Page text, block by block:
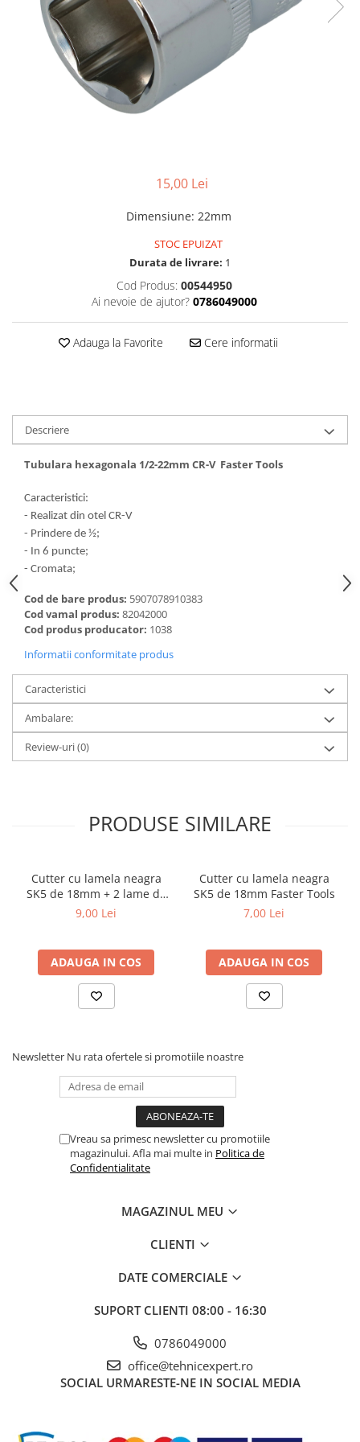
Foarfeci de mana
Galeti de lucru si accesorii
Imbusi si seturi de imbusi
Patenti, clesti si sfici
Razuri si razuitoare de mana
Surubelnite si seturi de
Tubulare 1/2 si accesorii
15,00 Lei
Dimensiune: 22mm
STOC EPUIZAT
Durata de livrare: 1
Cod Produs: 00544950
Ai nevoie de ajutor? 0786049000
Adauga la Favorite Cere informatii
Descriere
Tubulara hexagonala 1/2-22mm CR-V Faster Tools
Caracteristici:
- Realizat din otel CR-V
- Prindere de ½;
- In 6 puncte;
- Cromata;
Cod de bare produs: 5907078910383
Cod vamal produs: 82042000
Cod produs producator: 1038
Informatii conformitate produs
Caracteristici
Ambalare:
Review-uri(0)
PRODUSE SIMILARE
Cutter cu lamela neagra
SK5 de 18mm + 2 lame de
rezerva Faster Tools
9,00 Lei
ADAUGA IN COS
Cutter cu lamela neagra
SK5 de 18mm Faster Tools
7,00 Lei
ADAUGA IN COS
Newsletter Nu rata ofertele si promotiile noastre
Vreau sa primesc newsletter cu promotiile
magazinului. Afla mai multe in Politica de
Confidentialitate
MAGAZINUL MEU
CLIENTI
DATE COMERCIALE
SUPORT CLIENTI 08:00 - 16:30
0786049000
office@tehnicexpert.ro
SOCIAL URMARESTE-NE IN SOCIAL MEDIA